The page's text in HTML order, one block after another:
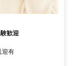
歓迎
迎有